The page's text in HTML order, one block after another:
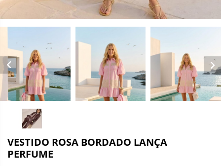
VESTIDO ROSA BORDADO LANÇA
PERFUME